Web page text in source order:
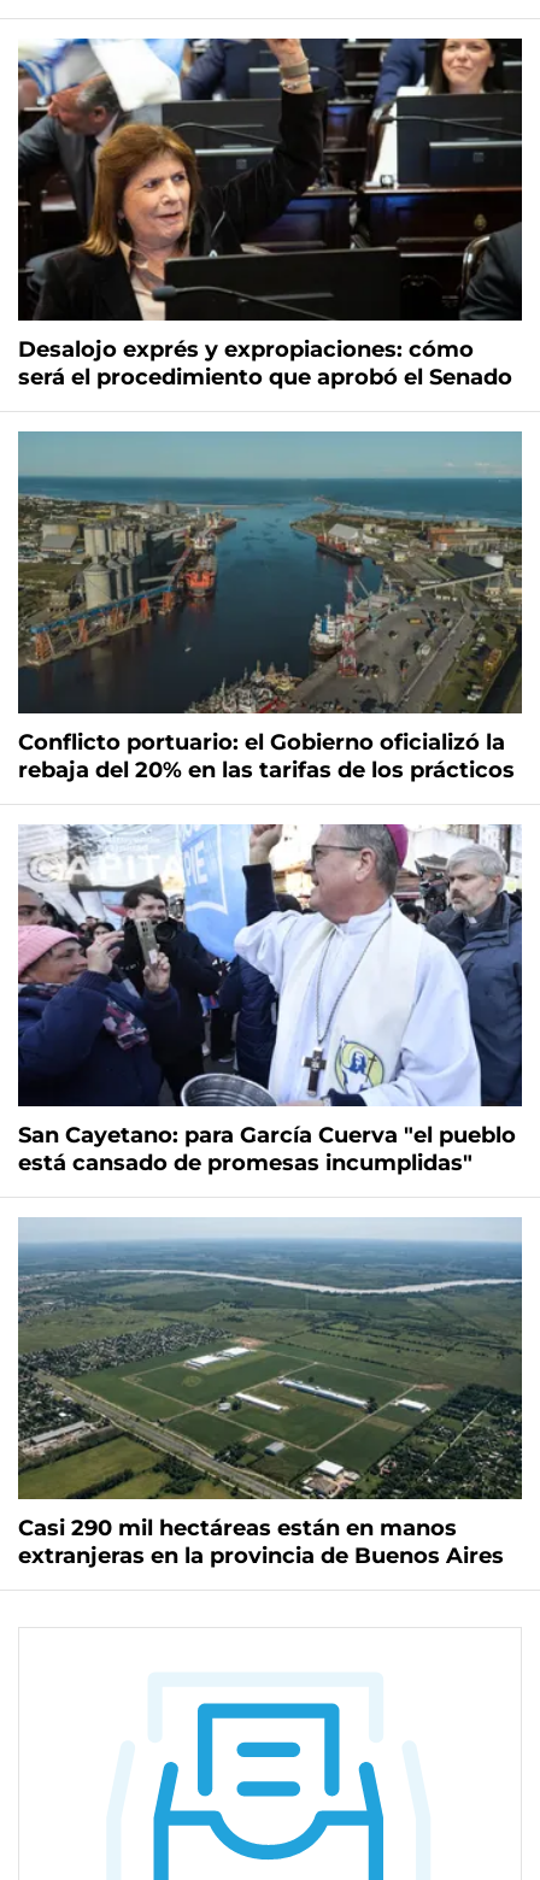
Desalojo exprés y expropiaciones: cómo
será el procedimiento que aprobó el Senado
Conflicto portuario: el Gobierno oficializó la
rebaja del 20% en las tarifas de los prácticos
San Cayetano: para García Cuerva "el pueblo
está cansado de promesas incumplidas"
Casi 290 mil hectáreas están en manos
extranjeras en la provincia de Buenos Aires